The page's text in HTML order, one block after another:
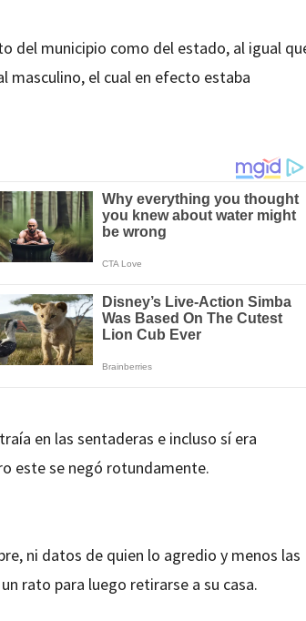
del municipio como del estado, al igual
masculino, el cual en efecto estaba
en las sentaderas e incluso sí era
este se negó rotundamente.
ni datos de quien lo agredio y menos las
rato para luego retirarse a su casa.